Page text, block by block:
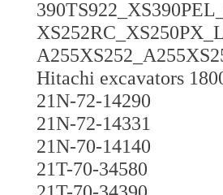
Hitachi excavators
21N-72-14290
21N-72-14331
21N-70-14140
21T-70-34580